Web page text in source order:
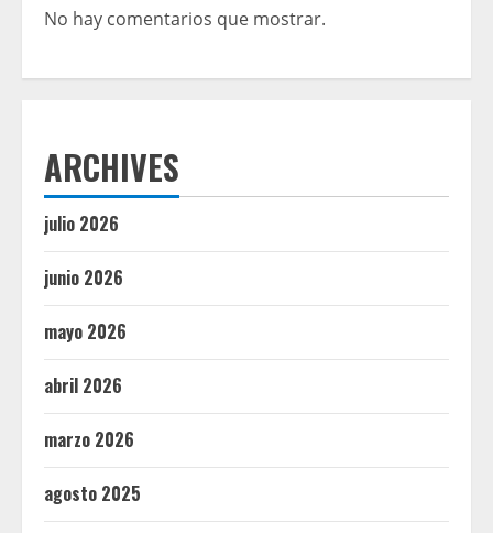
No hay comentarios que mostrar.
ARCHIVES
julio 2026
junio 2026
mayo 2026
abril 2026
marzo 2026
agosto 2025